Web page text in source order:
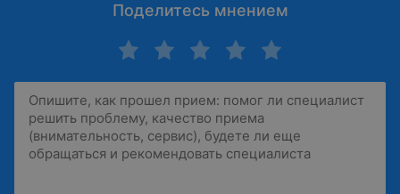
Поделитесь мнением